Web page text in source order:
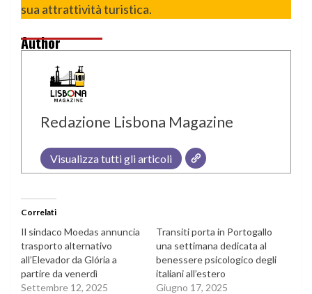
sua attrattività turistica.
Author
Redazione Lisbona Magazine
Visualizza tutti gli articoli
Correlati
Il sindaco Moedas annuncia
trasporto alternativo
all’Elevador da Glória a
partire da venerdì
Settembre 12, 2025
Transiti porta in Portogallo
una settimana dedicata al
benessere psicologico degli
italiani all’estero
Giugno 17, 2025